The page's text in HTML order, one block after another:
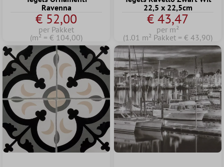
Ravenna
€ 52,00
per Pakket
(m² = € 104,00)
22,5 x 22,5cm
€ 43,47
per m²
(1.01 m² Pakket = € 43,90)